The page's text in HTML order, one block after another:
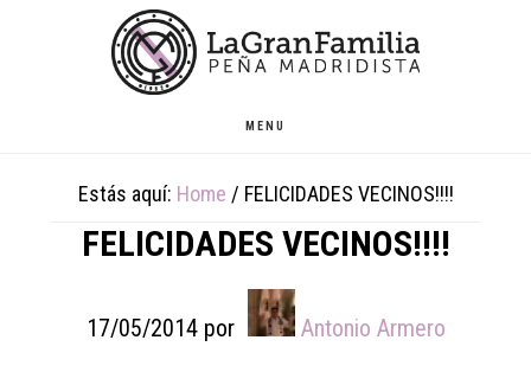
MENU
Estás aquí: Home / FELICIDADES VECINOS!!!!
FELICIDADES VECINOS!!!!
17/05/2014por Antonio Armero